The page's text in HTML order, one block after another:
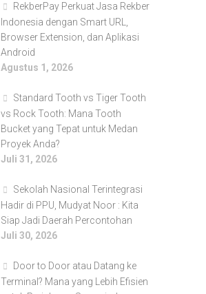
RekberPay Perkuat Jasa Rekber
Indonesia dengan Smart URL,
Browser Extension, dan Aplikasi
Android
Agustus 1, 2026
Standard Tooth vs Tiger Tooth
vs Rock Tooth: Mana Tooth
Bucket yang Tepat untuk Medan
Proyek Anda?
Juli 31, 2026
Sekolah Nasional Terintegrasi
Hadir di PPU, Mudyat Noor : Kita
Siap Jadi Daerah Percontohan
Juli 30, 2026
Door to Door atau Datang ke
Terminal? Mana yang Lebih Efisien